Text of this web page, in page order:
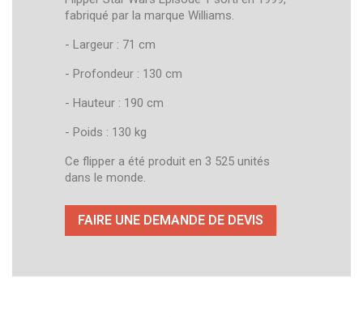
fabriqué par la marque Williams.
- Largeur : 71 cm
- Profondeur : 130 cm
- Hauteur : 190 cm
- Poids : 130 kg
Ce flipper a été produit en 3 525 unités
dans le monde.
FAIRE UNE DEMANDE DE DEVIS